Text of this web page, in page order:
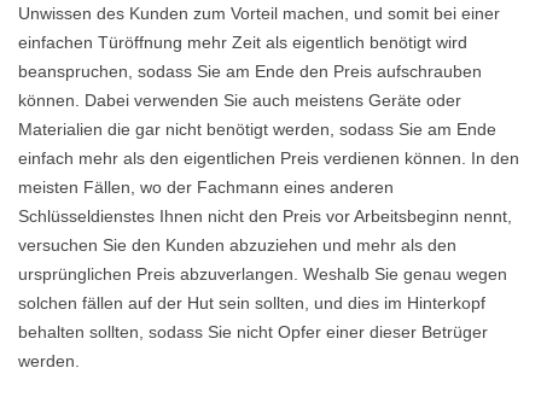
Unwissen des Kunden zum Vorteil machen, und somit bei einer
einfachen Türöffnung mehr Zeit als eigentlich benötigt wird
beanspruchen, sodass Sie am Ende den Preis aufschrauben
können. Dabei verwenden Sie auch meistens Geräte oder
Materialien die gar nicht benötigt werden, sodass Sie am Ende
einfach mehr als den eigentlichen Preis verdienen können. In den
meisten Fällen, wo der Fachmann eines anderen
Schlüsseldienstes Ihnen nicht den Preis vor Arbeitsbeginn nennt,
versuchen Sie den Kunden abzuziehen und mehr als den
ursprünglichen Preis abzuverlangen. Weshalb Sie genau wegen
solchen fällen auf der Hut sein sollten, und dies im Hinterkopf
behalten sollten, sodass Sie nicht Opfer einer dieser Betrüger
werden.